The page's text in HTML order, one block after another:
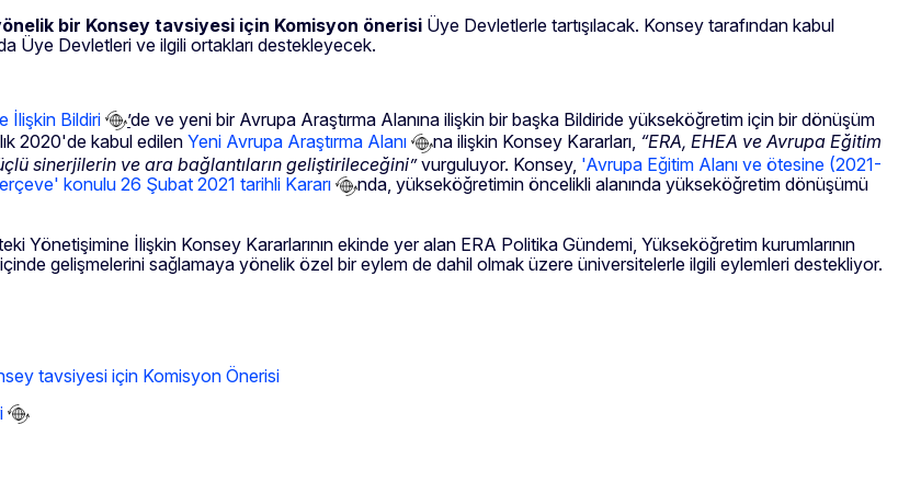
bir Konsey tavsiyesi için Komisyon önerisi Üye Devletlerle tartışılacak. Konsey tarafından kabul
Üye Devletleri ve ilgili ortakları destekleyecek.
İlişkin Bildiri ’de ve yeni bir Avrupa Araştırma Alanına ilişkin bir başka Bildiride yükseköğretim için bir dönüşüm
2020'de kabul edilen Yeni Avrupa Araştırma Alanı na ilişkin Konsey Kararları, “ERA, EHEA ve Avrupa Eğitim
sinerjilerin ve ara bağlantıların geliştirileceğini”vurguluyor. Konsey, 'Avrupa Eğitim Alanı ve ötesine (2021-
konulu 26 Şubat 2021 tarihli Kararı
nda, yükseköğretimin öncelikli alanında yükseköğretim dönüşümü
Yönetişimine İlişkin Konsey Kararlarının ekinde yer alan ERA Politika Gündemi, Yükseköğretim kurumlarının
gelişmelerini sağlamaya yönelik özel bir eylem de dahil olmak üzere üniversitelerle ilgili eylemleri destekliyor.
tavsiyesi için Komisyon Önerisi